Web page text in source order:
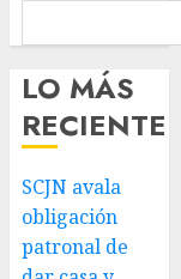
LO MÁS
RECIENTE
SCJN avala
obligación
patronal de